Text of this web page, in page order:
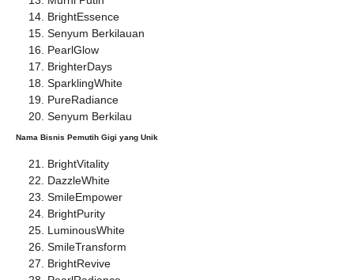
BrightEssence
Senyum Berkilauan
PearlGlow
BrighterDays
SparklingWhite
PureRadiance
Senyum Berkilau
Nama Bisnis Pemutih Gigi yang Unik
BrightVitality
DazzleWhite
SmileEmpower
BrightPurity
LuminousWhite
SmileTransform
BrightRevive